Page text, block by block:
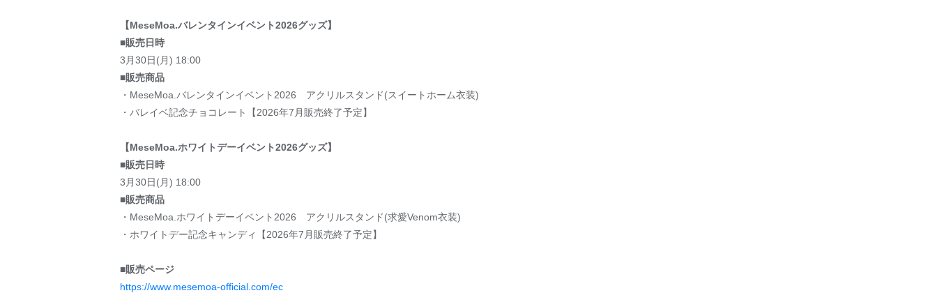
【MeseMoa.バレンタインイベント2026グッズ】
■販売日時
3月30日(月) 18:00
■販売商品
・MeseMoa.バレンタインイベント2026 アクリルスタンド(スイートホーム衣装)
・バレイベ記念チョコレート【2026年7月販売終了予定】
【MeseMoa.ホワイトデーイベント2026グッズ】
■販売日時
3月30日(月) 18:00
■販売商品
・MeseMoa.ホワイトデーイベント2026 アクリルスタンド(求愛Venom衣装)
・ホワイトデー記念キャンディ【2026年7月販売終了予定】
■販売ページ
https://www.mesemoa-official.com/ec